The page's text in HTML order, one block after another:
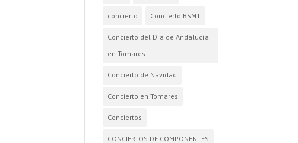
concierto Concierto BSMT
Concierto del Día de Andalucía
en Tomares
Concierto de Navidad
Concierto en Tomares
Conciertos
CONCIERTOS DE COMPONENTES